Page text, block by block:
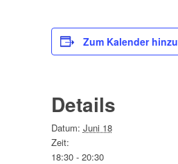
Zum Kalender
Details
Datum: Juni 18
Zeit:
18:30 - 20:30